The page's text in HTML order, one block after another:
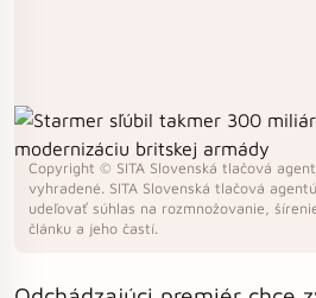
Copyright © SITA Slovenská tlačová
vyhradené. SITA Slovenská tlačová
udeľovať súhlas na rozmnožovanie,
článku a jeho častí.